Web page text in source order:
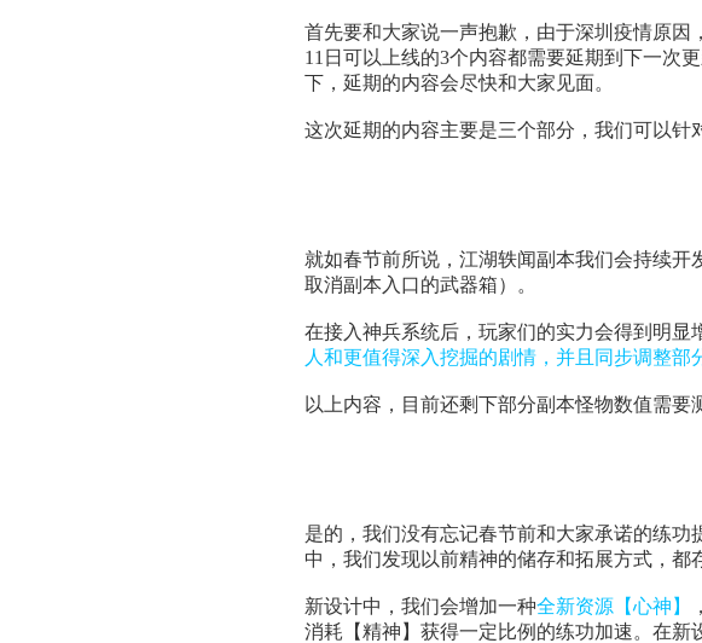
首先要和大家说一声抱歉，由于深圳疫情原因
11日可以上线的3个内容都需要延期到下一次
下，延期的内容会尽快和大家见面。
这次延期的内容主要是三个部分，我们可以针
就如春节前所说，江湖轶闻副本我们会持续
取消副本入口的武器箱）。
在接入神兵系统后，玩家们的实力会得到明显
人和更值得深入挖掘的剧情，并且同步调整部
以上内容，目前还剩下部分副本怪物数值需要
是的，我们没有忘记春节前和大家承诺的练
中，我们发现以前精神的储存和拓展方式，都
新设计中，我们会增加一种全新资源【心神】
消耗【精神】获得一定比例的练功加速。在